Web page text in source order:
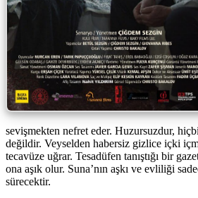
sevişmekten nefret eder. Huzursuzdur,
değildir. Veyselden habersiz gizlice içki
tecavüze uğrar. Tesadüfen tanıştığı bir
ona aşık olur. Suna’nın aşkı ve evliliği
sürecektir.